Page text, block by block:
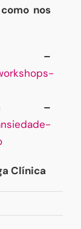
nos
–
–
Clínica